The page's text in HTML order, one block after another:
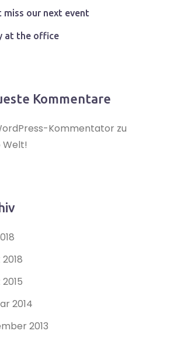
miss our next event
at the office
Kommentare
Kommentator zu
Welt!
2014
2013